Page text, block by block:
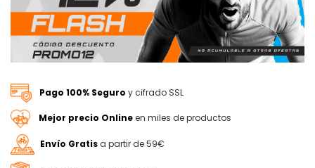
Pago 100% Seguro y cifrado SSL
Mejor precio Onlineen miles de productos
Envío Gratisa partir de 59€